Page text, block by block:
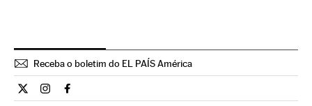
Receba o boletim do EL PAÍS América
Opiniao El País Brasil en Twitter
Opiniao El País Brasil en Instagram
Opiniao El País Brasil en Facebook